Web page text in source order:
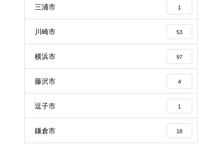
三浦市 1
川崎市 53
横浜市 97
藤沢市 4
逗子市 1
鎌倉市 18